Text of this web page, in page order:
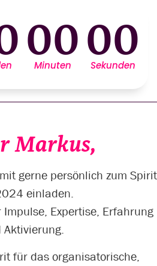
00
Minuten
00
Sekunden
Markus,
gerne persönlich zum Spirit
einladen.
Expertise, Erfahrung
Aktivierung.
für das organisatorische,